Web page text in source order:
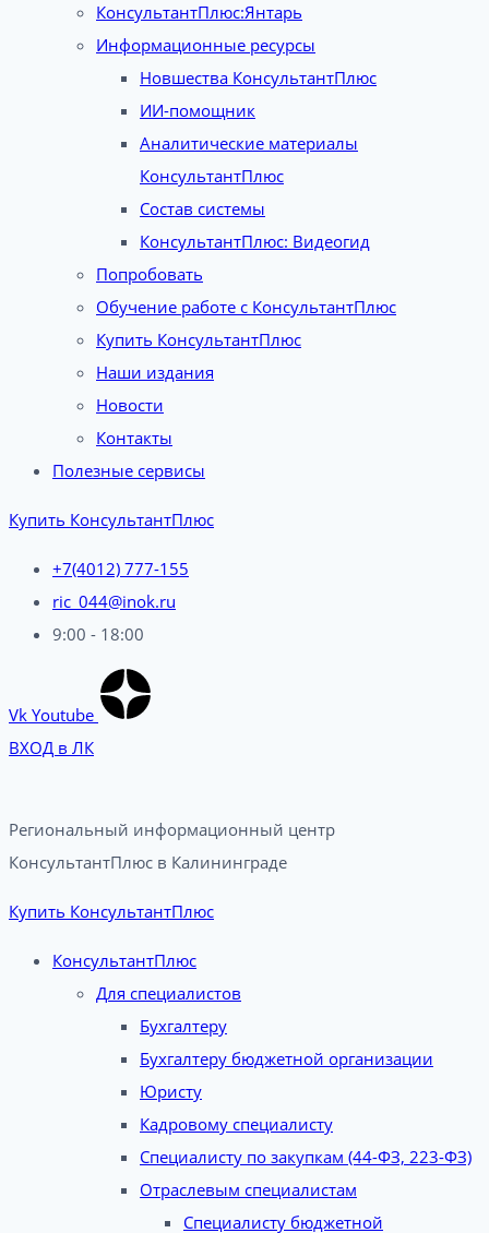
КонсультантПлюс:Янтарь
Информационные ресурсы
Новшества КонсультантПлюс
ИИ-помощник
Аналитические материалы
КонсультантПлюс
Состав системы
КонсультантПлюс: Видеогид
Попробовать
Обучение работе с КонсультантПлюс
Купить КонсультантПлюс
Наши издания
Новости
Контакты
Полезные сервисы
Купить КонсультантПлюс
+7(4012) 777-155
ric_044@inok.ru
9:00 - 18:00
Vk Youtube
ВХОД в ЛК
Региональный информационный центр
КонсультантПлюс в Калининграде​
Купить КонсультантПлюс
КонсультантПлюс
Для специалистов
Бухгалтеру
Бухгалтеру бюджетной организации
Юристу
Кадровому специалисту
Специалисту по закупкам (44-ФЗ, 223-ФЗ)
Отраслевым специалистам
Специалисту бюджетной